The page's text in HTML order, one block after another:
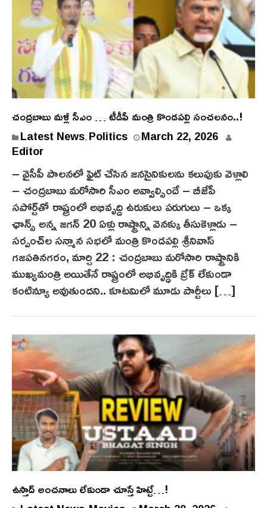
చంద్ర‌బాబు మ‌ళ్లీ సీఎం … టీడీపీ మంత్రి కొండ‌ప‌ల్లి సంచ‌ల‌నం..!
Latest News, Politics March 22, 2026
Editor
– వైసీపీ పాల‌న‌లో ఫైట్ చేసిన జ‌న‌సైనికుల‌ను క‌లుపుకు వెళ్లాలి
– చంద్ర‌బాబు మ‌రోసారి సీఎం అవ్వాల్సిందే – బీజేపీ
స‌పోర్ట్‌తో రాష్ట్రంలో అభివృద్ది ఉరుకులు ప‌రుగులు – ఒక్క
ఛాన్స్ అన్న జ‌గ‌న్ 20 ఏళ్లు రాష్ట్రాన్ని వెన‌క్కు తీసుకెళ్లాడు –
స‌ర్పంచ్‌ల స‌న్మాన స‌భ‌లో మంత్రి కొండ‌ప‌ల్లి శ్రీనివాస్‌
గ‌జ‌ప‌తిన‌గ‌రం, మార్చి 22 : చంద్ర‌బాబు మ‌రోసారి రాష్ట్రానికి
ముఖ్య‌మంత్రి అయితేనే రాష్ట్రంలో అభివృద్ధికి బ్రేక్ లేకుండా
కంటిన్యూ అవుతుంద‌ని.. కూట‌మిలో మూడు పార్టీలు […]
ఉస్తాద్ అంచ‌నాలు లేకుండా చూస్తే హిట్టే…!